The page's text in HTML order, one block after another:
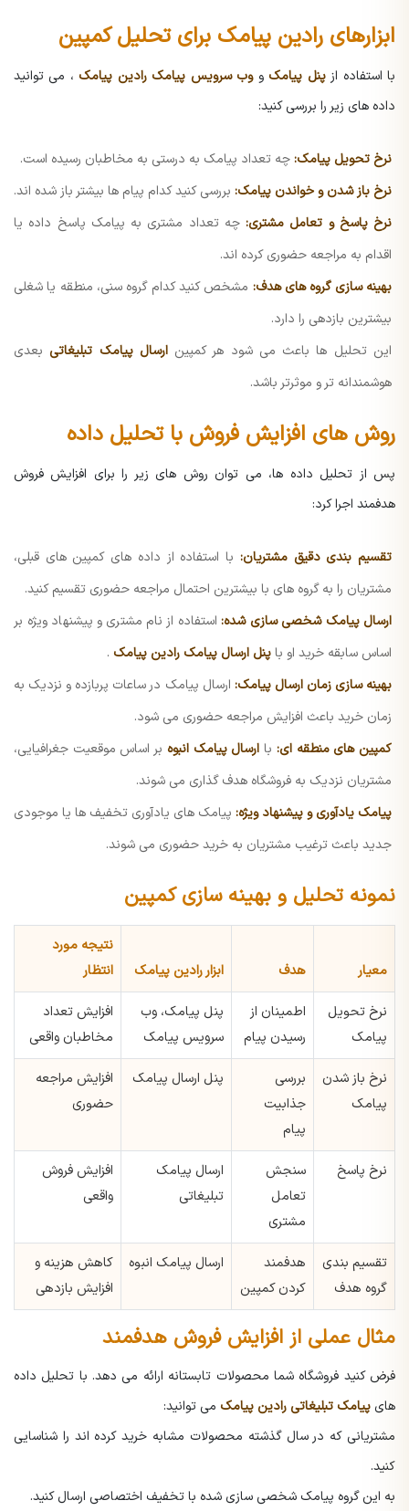
ابزارهای رادین پیامک برای تحلیل کمپین
با استفاده ازپنل پیامک ووب سرویس پیامک رادین پیامک ، می توانید
داده های زیر را بررسی کنید:
نرخ تحویل پیامک:چه تعداد پیامک به درستی به مخاطبان رسیده است.
نرخ باز شدن و خواندن پیامک: بررسی کنید کدام پیام ها بیشتر باز شده اند.
نرخ پاسخ و تعامل مشتری: چه تعداد مشتری به پیامک پاسخ داده یا
اقدام به مراجعه حضوری کرده اند.
بهینه سازی گروه های هدف: مشخص کنید کدام گروه سنی، منطقه یا شغلی
بیشترین بازدهی را دارد.
این تحلیل ها باعث می شود هر کمپینارسال پیامک تبلیغاتیبعدی
هوشمندانه تر و موثرتر باشد.
روش های افزایش فروش با تحلیل داده
پس از تحلیل داده ها، می توان روش های زیر را برای افزایش فروش
هدفمند اجرا کرد:
تقسیم بندی دقیق مشتریان: با استفاده از داده های کمپین های قبلی،
مشتریان را به گروه های با بیشترین احتمال مراجعه حضوری تقسیم کنید.
ارسال پیامک شخصی سازی شده: استفاده از نام مشتری و پیشنهاد ویژه بر
اساس سابقه خرید او باپنل ارسال پیامک رادین پیامک .
بهینه سازی زمان ارسال پیامک: ارسال پیامک در ساعات پربازده و نزدیک به
زمان خرید باعث افزایش مراجعه حضوری می شود.
کمپین های منطقه ای: با ارسال پیامک انبوه بر اساس موقعیت جغرافیایی،
مشتریان نزدیک به فروشگاه هدف گذاری می شوند.
پیامک یادآوری و پیشنهاد ویژه: پیامک های یادآوری تخفیف ها یا موجودی
جدید باعث ترغیب مشتریان به خرید حضوری می شوند.
نمونه تحلیل و بهینه سازی کمپین
معیار هدف ابزار رادین پیامک
نتیجه مورد
انتظار
نرخ تحویل
پیامک
اطمینان از
رسیدن پیام
پنل پیامک، وب
سرویس پیامک
افزایش تعداد
مخاطبان واقعی
نرخ باز شدن
پیامک
بررسی
جذابیت
پیام
پنل ارسال پیامک
افزایش مراجعه
حضوری
نرخ پاسخ
سنجش
تعامل
مشتری
ارسال پیامک
تبلیغاتی
افزایش فروش
واقعی
تقسیم بندی
گروه هدف
هدفمند
کردن کمپین
ارسال پیامک انبوه
کاهش هزینه و
افزایش بازدهی
مثال عملی از افزایش فروش هدفمند
فرض کنید فروشگاه شما محصولات تابستانه ارائه می دهد. با تحلیل داده
های پیامک تبلیغاتی رادین پیامک می توانید:
مشتریانی که در سال گذشته محصولات مشابه خرید کرده اند را شناسایی
کنید.
به این گروه پیامک شخصی سازی شده با تخفیف اختصاصی ارسال کنید.